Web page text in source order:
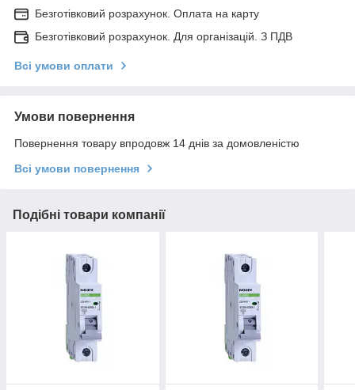
Безготівковий розрахунок. Оплата на карту
Безготівковий розрахунок. Для організацій. З ПДВ
Всі умови оплати
Умови повернення
Повернення товару впродовж 14 днів за домовленістю
Всі умови повернення
Подібні товари компанії